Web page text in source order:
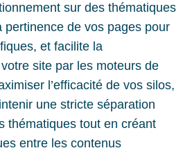
sur des thématiques
pertinence de vos pages pour
et facilite la
site par les moteurs de
l’efficacité de vos silos,
une stricte séparation
thématiques tout en créant
entre les contenus